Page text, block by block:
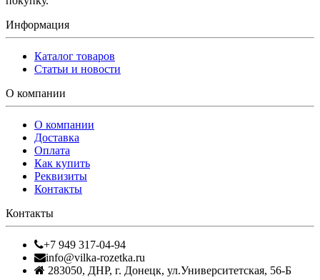
Информация
Каталог товаров
Статьи и новости
О компании
О компании
Доставка
Оплата
Как купить
Реквизиты
Контакты
Контакты
+7 949 317-04-94
info@vilka-rozetka.ru
283050, ДНР, г. Донецк, ул.Университетская, 56-Б